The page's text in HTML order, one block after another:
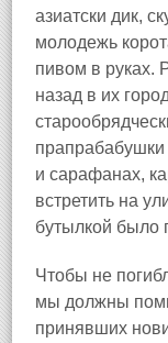
азиатски дик,
молодежь
пивом в руках.
назад в их
и сарафанах,
встретить на
бутылкой было
Чтобы не
мы должны
принявших